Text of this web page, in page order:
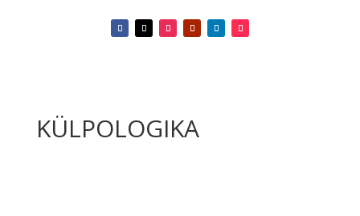
KÜLPOLOGIKA